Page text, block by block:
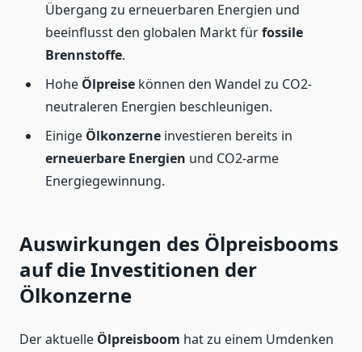
Übergang zu erneuerbaren Energien und
beeinflusst den globalen Markt fürfossile
Brennstoffe.
Hohe Ölpreise können den Wandel zu CO2-
neutraleren Energien beschleunigen.
Einige Ölkonzerne investieren bereits in
erneuerbare Energien und CO2-arme
Energiegewinnung.
Auswirkungen des Ölpreisbooms
auf die Investitionen der
Ölkonzerne
Der aktuelle Ölpreisboom hat zu einem Umdenken